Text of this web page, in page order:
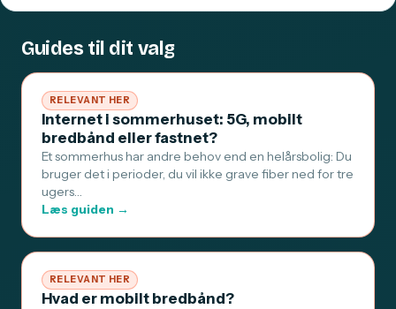
Guides til dit valg
RELEVANT HER
Internet i sommerhuset: 5G, mobilt
bredbånd eller fastnet?
Et sommerhus har andre behov end en helårsbolig: Du
bruger det i perioder, du vil ikke grave fiber ned for tre
ugers…
Læs guiden →
RELEVANT HER
Hvad er mobilt bredbånd?